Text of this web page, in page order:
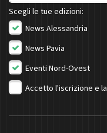
Scegli le tue edizioni:
News Alessandria
News Pavia
Eventi Nord-Ovest
Accetto l'iscrizione e la